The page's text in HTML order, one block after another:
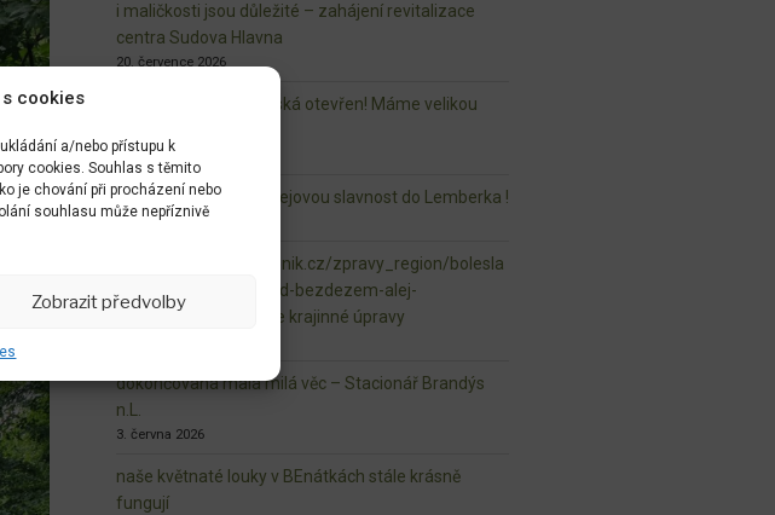
s cookies
a/nebo přístupu k
cookies. Souhlas s těmito
je chování při procházení nebo
souhlasu může nepříznivě
Zobrazit předvolby
i maličkosti jsou důležité – zahájení revitalizace
centra Sudova Hlavna
20. července 2026
Veřejný prostor Mladská otevřen! Máme velikou
20. července 2026
zveme Vás na naši Alejovou slavnost do Lemberka !
10. června 2026
https://boleslavsky.denik.cz/zpravy_region/bolesla
vko-brezinka-bela-pod-bezdezem-alej-
biodiverzita.html naše krajinné úpravy
dokončovaná malá milá věc – Stacionář Brandýs
n.L.
3. června 2026
naše květnaté louky v BEnátkách stále krásně
fungují